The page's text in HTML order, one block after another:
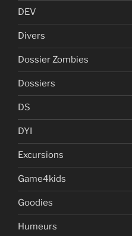
DEV
Divers
Dossier Zombies
Dossiers
DS
DYI
Excursions
Game4kids
Goodies
Humeurs